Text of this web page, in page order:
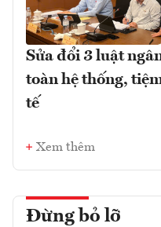
Sửa đổi 3 luật
toàn hệ thống,
tế
Xem thêm
Đừng bỏ lỡ